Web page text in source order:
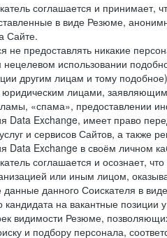
соглашается и принимает,
в виде Резюме,
Сайте.
не предоставлять никакие
использовании
другим лицам и тому
юридическим лицами,
«спама», предоставлении
Data Exchange, имеет право
и сервисов Сайтов, а также
Data Exchange в своём личном
соглашается и осознает,
или иным лицом,
данного Соискателя в
кандидата на вакантные позиции
видимости Резюме,
и подбору персонала,